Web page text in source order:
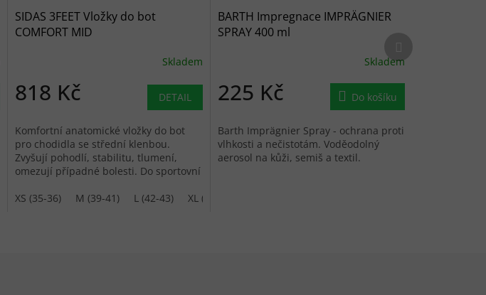
SIDAS 3FEET Vložky do bot
COMFORT MID
Skladem
818 Kč DETAIL
Komfortní anatomické vložky do bot
pro chodidla se střední klenbou.
Zvyšují pohodlí, stabilitu, tlumení,
omezují případné bolesti. Do sportovní
XS (35-36)
M (39-41) L (42-43) XL (44-45)
BARTH Impregnace IMPRÄGNIER
SPRAY 400 ml
Skladem
225 Kč Do košíku
Barth Imprägnier Spray - ochrana proti
vlhkosti a nečistotám. Voděodolný
aerosol na kůži, semiš a textil.